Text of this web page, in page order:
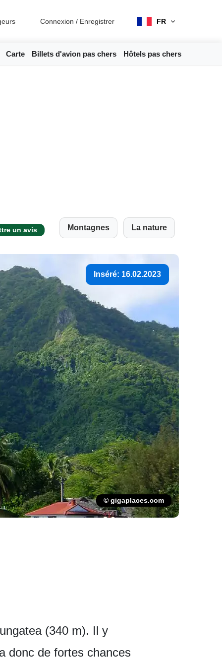
Connexion / Enregistrer FR
Carte Billets d'avion pas chers Hôtels pas chers
un avis Montagnes La nature
Inséré: 16.02.2023
© gigaplaces.com
(340 m). Il y
donc de fortes chances